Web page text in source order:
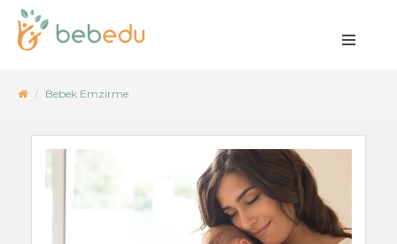
Bebek Emzirme